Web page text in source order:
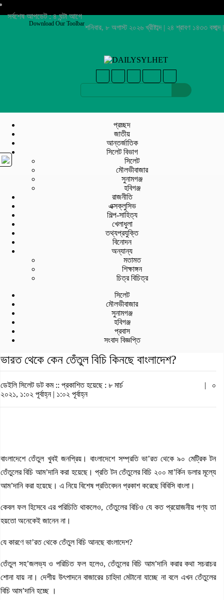
সর্বশেষ আপডেট : ৪ ঘন্টা আগে
শনিবার, ৮ অগাস্ট ২০২৬ খ্রীষ্টাব্দ | ২৪ শ্রাবণ ১৪৩৩ বঙ্গাব্দ |
Download Our Toolbar
প্রচ্ছদ
জাতীয়
আন্তর্জাতিক
সিলেট বিভাগ
সিলেট
মৌলভীবাজার
সুনামগঞ্জ
হবিগঞ্জ
রাজনীতি
এক্সক্লুসিভ
শিল্প-সাহিত্য
খেলাধুলা
তথ্যপ্রযুক্তি
বিনোদন
অন্যান্য
মতামত
শিক্ষাঙ্গন
চিত্র বিচিত্র
সিলেট
মৌলভীবাজার
সুনামগঞ্জ
হবিগঞ্জ
প্রবাস
সংবাদ বিজ্ঞপ্তি
ভারত থেকে কেন তেঁতুল বিচি কিনছে বাংলাদেশ?
ডেইলি সিলেট ডট কম :: প্রকাশিত হয়েছে : ৮ মার্চ
২০২১, ১:০২ পূর্বাহ্ন | ১:০২ পূর্বাহ্ন
| ০
বাংলাদেশে তেঁতুল খুবই জনপ্রিয়। বাংলাদেশে সম্প্রতি ভা’রত থেকে ৯০ মেট্রিক টন
তেঁতুলের বিচি আম’দানি করা হয়েছে। প্রতি টন তেঁতুলের বিচি ২০০ মা’র্কিন ডলার মূল্যে
আম’দানি করা হয়েছে। এ নিয়ে বিশেষ প্রতিবেদন প্রকাশ করেছে বিবিসি বাংলা।
কেবল ফল হিসেবে এর পরিচিতি থাকলেও, তেঁতুলের বিচিও যে কত প্রয়োজনীয় পণ্য তা
হয়তো অনেকেই জানেন না।
যে কারণে ভা’রত থেকে তেঁতুল বিচি আনছে বাংলাদেশ?
তেঁতুল সহ’জলভ্য ও পরিচিত ফল হলেও, তেঁতুলের বিচি আম’দানি করার কথা সচরাচর
শোনা যায় না। দেশীয় উৎপাদনে বাজারের চাহিদা মেটানো যাচ্ছে না বলে এখন তেঁতুলের
বিচি আম’দানি হচ্ছে ।